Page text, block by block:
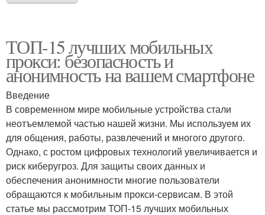
ТОП-15 лучших мобильных
прокси: безопасность и
анонимность на вашем смартфоне
Введение
В современном мире мобильные устройства стали
неотъемлемой частью нашей жизни. Мы используем их
для общения, работы, развлечений и многого другого.
Однако, с ростом цифровых технологий увеличивается и
риск киберугроз. Для защиты своих данных и
обеспечения анонимности многие пользователи
обращаются к мобильным прокси-сервисам. В этой
статье мы рассмотрим ТОП-15 лучших мобильных